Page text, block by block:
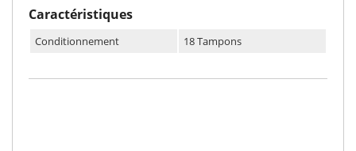
Caractéristiques
Conditionnement 18 Tampons